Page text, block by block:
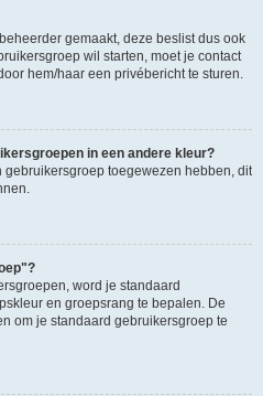
gemaakt, deze beslist dus ook
wil starten, moet je contact
hem/haar een privébericht te sturen.
in een andere kleur?
toegewezen hebben, dit
word je standaard
en groepsrang te bepalen. De
om je standaard gebruikersgroep te